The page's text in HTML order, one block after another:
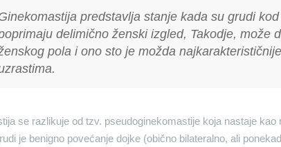
predstavlja stanje kada su grudi
delimično ženski izgled, Takodje, može
pola i ono sto je možda
se razlikuje od tzv. pseudoginekomastije koja nastaje
je benigno povećanje dojke (obično bilateralno, ali